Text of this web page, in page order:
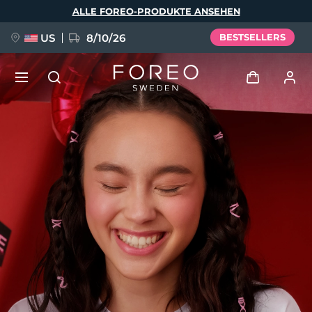
ALLE FOREO-PRODUKTE ANSEHEN
US 8/10/26 BESTSELLERS
Benutzerkonto
Meine Geräte
Meine Bestellungen
Meine Adressen
Meine Abonnements
FAQ™ Pure Beauty-Tech Elixir
BREAKING NEWS
issa™ Teeth Whitening Set
Sprache
English Deutsch
Español
Français
Italiano
Português
Polski
Svenska
Русский
Türkçe
简体中文 繁體中文